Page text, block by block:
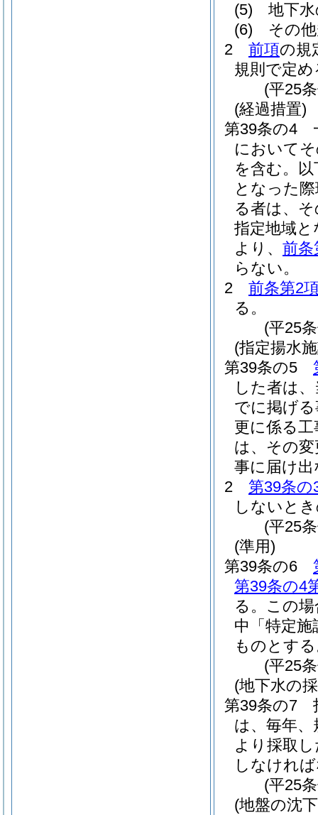
(5)
地下
(6)
その
2
前項の規
規則で定
(平25
(経過措置)
第39条の4
において
を含む。
となった
る者は、
指定地域
より、 前条
らない。
2
前条第2
る。
(平25
(指定揚水
第39条の5
した者は
でに掲げ
更に係る
は、その変
事に届け
2
第39条の
しないと
(平25
(準用)
第39条の6
第39条の4
る。 この
中「特定
ものとす
(平25
(地下水の
第39条の7
は、毎年
より採取
しなけれ
(平25
(地盤の沈